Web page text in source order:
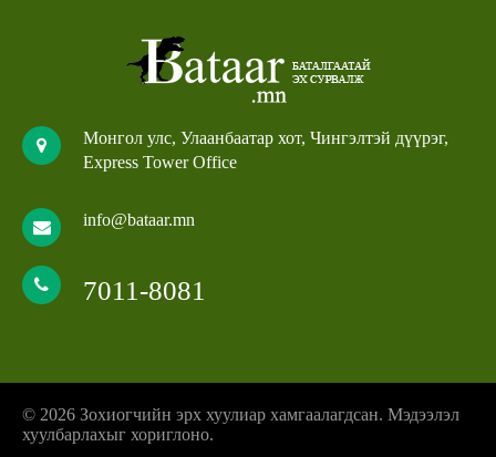
Монгол улс, Улаанбаатар хот, Чингэлтэй дүүрэг,
Express Tower Office
info@bataar.mn
7011-8081
© 2026 Зохиогчийн эрх хуулиар хамгаалагдсан. Мэдээлэл
хуулбарлахыг хориглоно.